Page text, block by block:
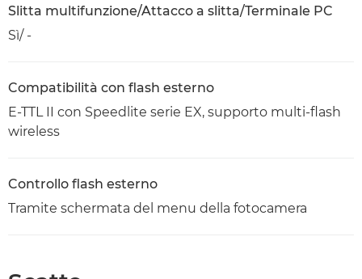
Slitta multifunzione/Attacco a slitta/Terminale PC
Sì/ -
Compatibilità con flash esterno
E-TTL II con Speedlite serie EX, supporto multi-flash
wireless
Controllo flash esterno
Tramite schermata del menu della fotocamera